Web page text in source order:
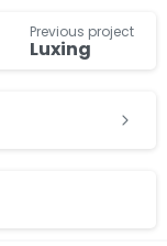
Previous project
Luxing